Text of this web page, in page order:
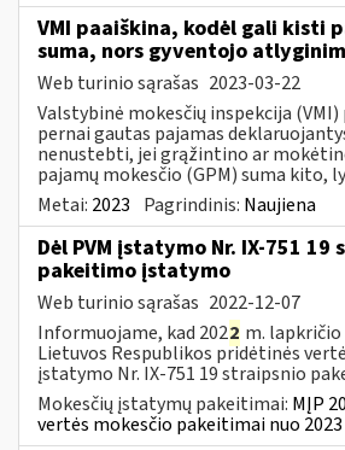
VMI paaiškina, kodėl gali kisti
suma, nors gyventojo
Web turinio sąrašas 2023-03-22
Valstybinė mokesčių inspekcija
pernai gautas pajamas
nenustebti, jei grąžintino ar
pajamų mokesčio (GPM) suma kito,
Metai: 2023 Pagrindinis: Naujiena
Dėl PVM įstatymo Nr. IX-751 19
pakeitimo įstatymo
Web turinio sąrašas 2022-12-07
Informuojame, kad 2022 m. lapkričio
Lietuvos Respublikos pridėtinės
įstatymo Nr. IX-751 19 straipsnio
Mokesčių įstatymų pakeitimai: MĮP
vertės mokesčio pakeitimai nuo 2023